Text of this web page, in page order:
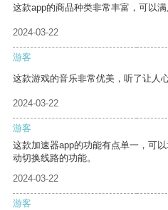
这款app的商品种类非常丰富，可以满
2024-03-22
游客
这款游戏的音乐非常优美，听了让人
2024-03-22
游客
这款加速器app的功能有点单一，可
动切换线路的功能。
2024-03-22
游客